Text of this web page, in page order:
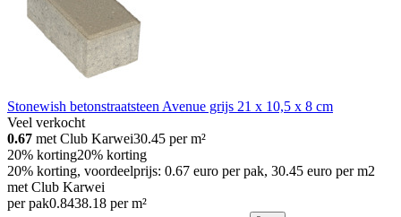
Stonewish betonstraatsteen Avenue grijs 21 x 10,5 x 8 cm
Veel verkocht
0.67 met Club Karwei30.45 per m²
20% korting20% korting
20% korting, voordeelprijs: 0.67 euro per pak, 30.45 euro per m2
met Club Karwei
per pak0.8438.18 per m²